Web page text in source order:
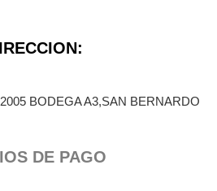
BODEGA A3,SAN BERNARDO
DE PAGO